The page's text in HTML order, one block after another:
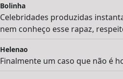
Bolinha
Celebridades produzidas
nem conheço esse rapaz,
Helenao
Finalmente um caso que não é